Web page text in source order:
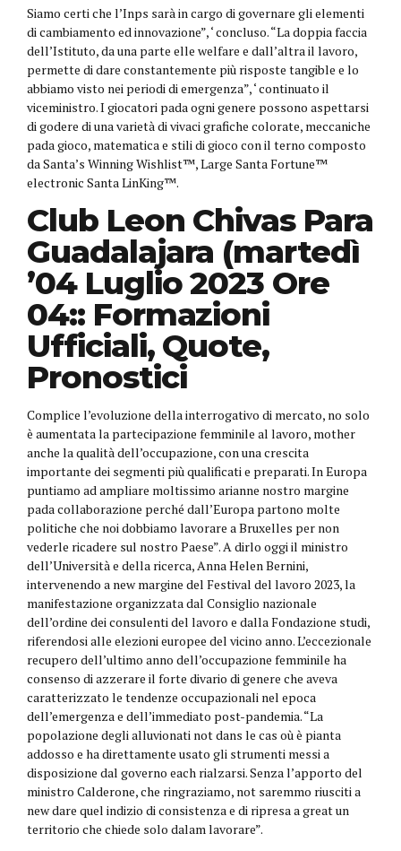
Siamo certi che l’Inps sarà in cargo di governare gli elementi
di cambiamento ed innovazione”, ‘ concluso. “La doppia faccia
dell’Istituto, da una parte elle welfare e dall’altra il lavoro,
permette di dare constantemente più risposte tangible e lo
abbiamo visto nei periodi di emergenza”, ‘ continuato il
viceministro. I giocatori pada ogni genere possono aspettarsi
di godere di una varietà di vivaci grafiche colorate, meccaniche
pada gioco, matematica e stili di gioco con il terno composto
da Santa’s Winning Wishlist™, Large Santa Fortune™
electronic Santa LinKing™.
Club Leon Chivas Para
Guadalajara (martedì
’04 Luglio 2023 Ore
04:: Formazioni
Ufficiali, Quote,
Pronostici
Complice l’evoluzione della interrogativo di mercato, no solo
è aumentata la partecipazione femminile al lavoro, mother
anche la qualità dell’occupazione, con una crescita
importante dei segmenti più qualificati e preparati. In Europa
puntiamo ad ampliare moltissimo arianne nostro margine
pada collaborazione perché dall’Europa partono molte
politiche che noi dobbiamo lavorare a Bruxelles per non
vederle ricadere sul nostro Paese”. A dirlo oggi il ministro
dell’Università e della ricerca, Anna Helen Bernini,
intervenendo a new margine del Festival del lavoro 2023, la
manifestazione organizzata dal Consiglio nazionale
dell’ordine dei consulenti del lavoro e dalla Fondazione studi,
riferendosi alle elezioni europee del vicino anno. L’eccezionale
recupero dell’ultimo anno dell’occupazione femminile ha
consenso di azzerare il forte divario di genere che aveva
caratterizzato le tendenze occupazionali nel epoca
dell’emergenza e dell’immediato post-pandemia. “La
popolazione degli alluvionati not dans le cas où è pianta
addosso e ha direttamente usato gli strumenti messi a
disposizione dal governo each rialzarsi. Senza l’apporto del
ministro Calderone, che ringraziamo, not saremmo riusciti a
new dare quel indizio di consistenza e di ripresa a great un
territorio che chiede solo dalam lavorare”.